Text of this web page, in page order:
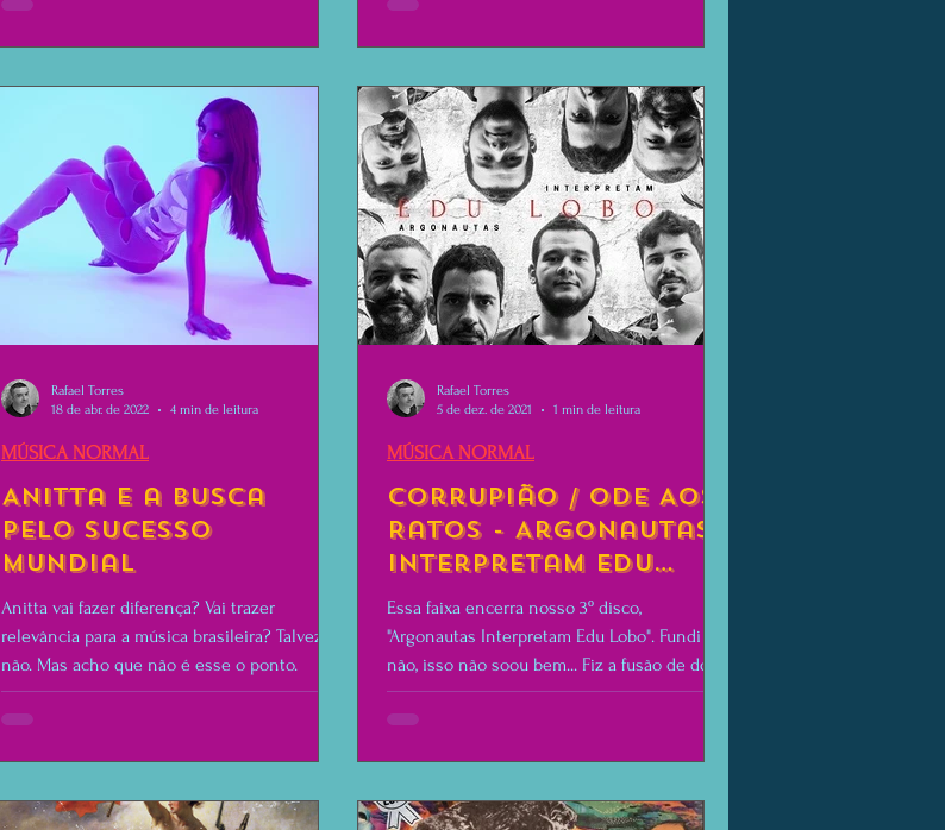
Anitta e a Busca
Pelo Sucesso
Mundial
Anitta vai fazer diferença? Vai trazer
relevância para a música brasileira? Talvez,
não. Mas acho que não é esse o ponto.
MÚSICA NORMAL
Rafael Torres
18 de abr. de 2022
4 min de leitura
Corrupião / Ode Aos
Ratos - Argonautas
Interpretam Edu
Lobo
Essa faixa encerra nosso 3º disco,
"Argonautas Interpretam Edu Lobo". Fundi -
não, isso não soou bem... Fiz a fusão de dois
baiões do...
MÚSICA NORMAL
Rafael Torres
5 de dez. de 2021
1 min de leitura